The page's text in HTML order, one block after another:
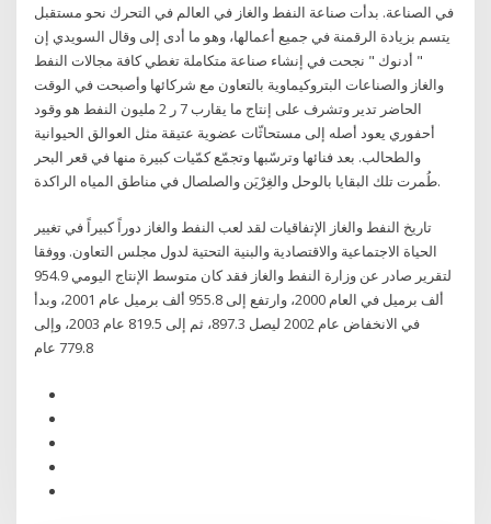
في الصناعة. بدأت صناعة النفط والغاز في العالم في التحرك نحو مستقبل
يتسم بزيادة الرقمنة في جميع أعمالها، وهو ما أدى إلى وقال السويدي إن
" أدنوك " نجحت في إنشاء صناعة متكاملة تغطي كافة مجالات النفط
والغاز والصناعات البتروكيماوية بالتعاون مع شركائها وأصبحت في الوقت
الحاضر تدير وتشرف على إنتاج ما يقارب 7 ر 2 مليون النفط هو وقود
أحفوري يعود أصله إلى مستحاثّات عضوية عتيقة مثل العوالق الحيوانية
والطحالب. بعد فنائها وترسّبها وتجمّع كمّيات كبيرة منها في قعر البحر
طُمرت تلك البقايا بالوحل والغِرْيَن والصلصال في مناطق المياه الراكدة.
تاريخ النفط والغاز الإتفاقيات لقد لعب النفط والغاز دوراً كبيراً في تغيير
الحياة الاجتماعية والاقتصادية والبنية التحتية لدول مجلس التعاون. ووفقا
لتقرير صادر عن وزارة النفط والغاز فقد كان متوسط الإنتاج اليومي 954.9
ألف برميل في العام 2000، وارتفع إلى 955.8 ألف برميل عام 2001، وبدأ
في الانخفاض عام 2002 ليصل 897.3، ثم إلى 819.5 عام 2003، وإلى
779.8 عام